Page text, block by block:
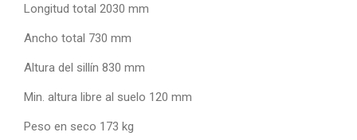
Longitud total 2030 mm
Ancho total 730 mm
Altura del sillín 830 mm
Min. altura libre al suelo 120 mm
Peso en seco 173 kg